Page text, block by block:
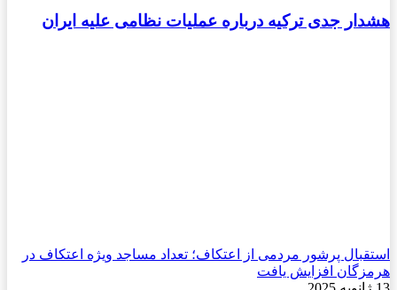
هشدار جدی ترکیه درباره عملیات نظامی علیه ایران
استقبال پرشور مردمی از اعتکاف؛ تعداد مساجد ویژه اعتکاف در
هرمزگان افزایش یافت